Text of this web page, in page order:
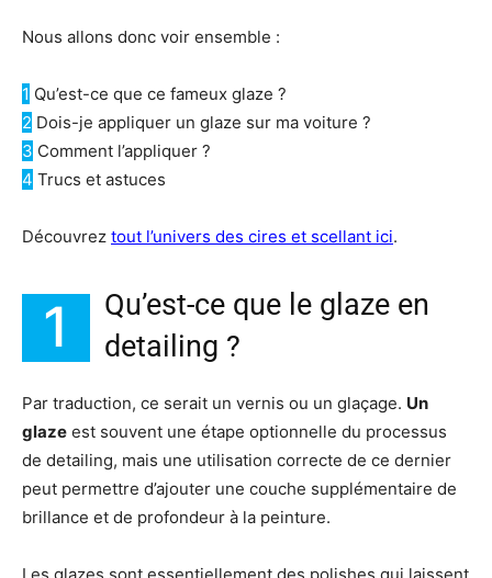
Nous allons donc voir ensemble :
1 Qu’est-ce que ce fameux glaze ?
2 Dois-je appliquer un glaze sur ma voiture ?
3 Comment l’appliquer ?
4 Trucs et astuces
Découvrez tout l’univers des cires et scellant ici.
1
Qu’est-ce que le glaze en
detailing ?
Par traduction, ce serait un vernis ou un glaçage. Un
glaze est souvent une étape optionnelle du processus
de detailing, mais une utilisation correcte de ce dernier
peut permettre d’ajouter une couche supplémentaire de
brillance et de profondeur à la peinture.